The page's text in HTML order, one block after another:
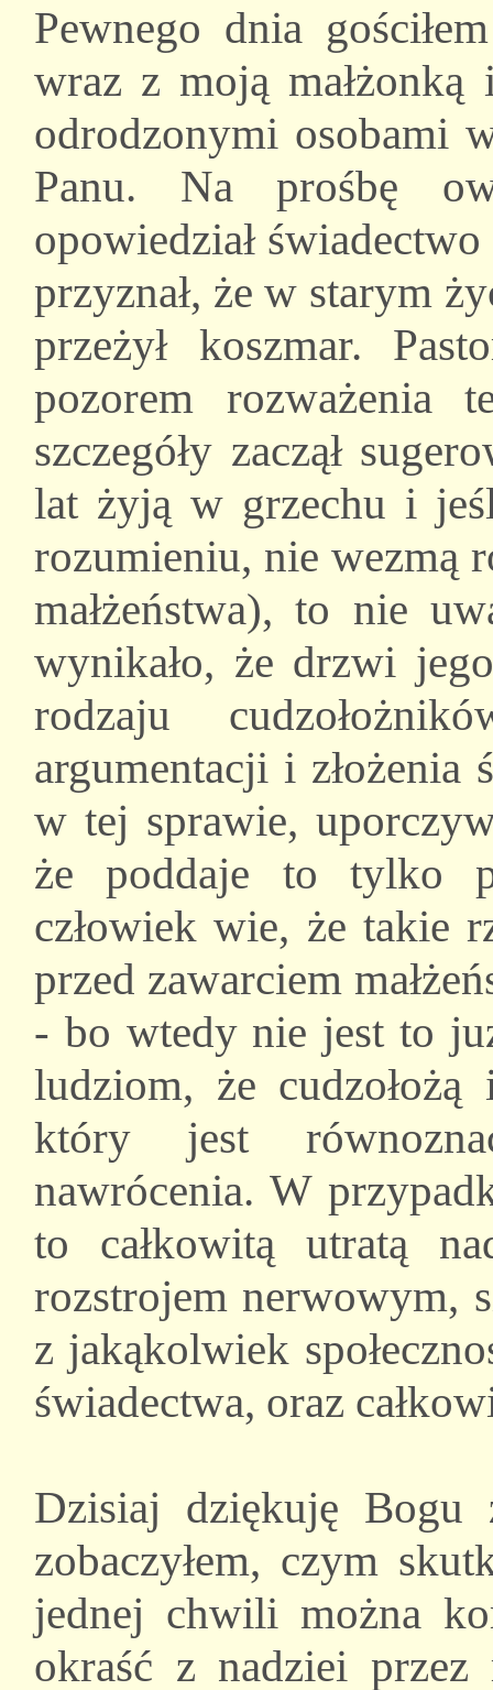
Pewnego dnia
wraz z moją
odrodzonymi osobami
Panu. Na prośbę
opowiedział
przyznał, że w starym
przeżył koszmar.
pozorem rozważenia
szczegóły zaczął
lat żyją w grzechu i
rozumieniu, nie wezmą
małżeństwa), to nie
wynikało, że drzwi
rodzaju
argumentacji i złożenia
w tej sprawie,
że poddaje to tylko
człowiek wie, że takie
przed zawarciem
- bo wtedy nie jest to
ludziom, że
który jest
nawrócenia. W
to całkowitą utratą
rozstrojem nerwowym,
z jakąkolwiek
świadectwa, oraz
Dzisiaj dziękuję
zobaczyłem, czym
jednej chwili można
okraść z nadziei